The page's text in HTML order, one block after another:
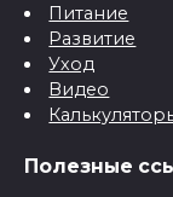
Питание
Развитие
Уход
Видео
Полезные